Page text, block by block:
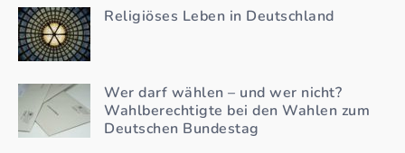
Religiöses Leben in Deutschland
Wer darf wählen – und wer nicht?
Wahlberechtigte bei den Wahlen zum
Deutschen Bundestag